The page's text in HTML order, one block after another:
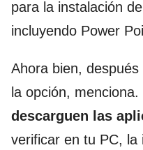
para la instalación
incluyendo Power
Ahora bien, después
la opción, menciona.
descarguen las
verificar en tu PC, la